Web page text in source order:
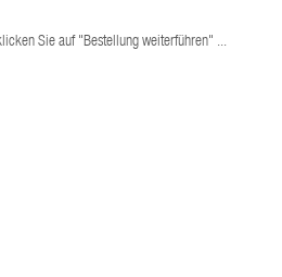
Sie auf "Bestellung weiterführen" ...